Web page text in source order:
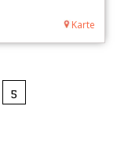
Karte
5